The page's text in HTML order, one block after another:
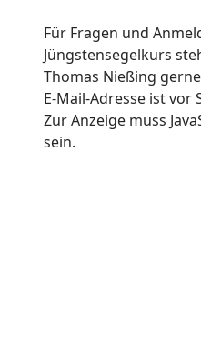
Für Fragen und
Jüngstensegelkurs
Thomas Nießing
E-Mail-Adresse ist vor
Zur Anzeige muss
sein.